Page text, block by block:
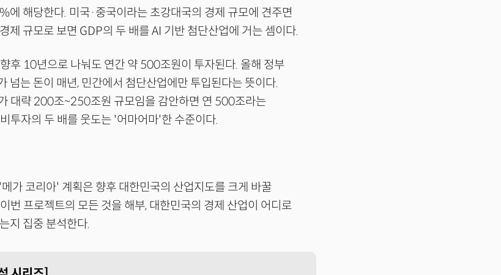
해당한다. 미국·중국이라는 초강대국의 경제 규모에 견주면
제 규모로 보면 GDP의 두 배를 AI 기반 첨단산업에 거는 셈이다.
후 10년으로 나눠도 연간 약 500조원이 투자된다. 올해 정부
넘는 돈이 매년, 민간에서 첨단산업에만 투입된다는 뜻이다.
대략 200조~250조원 규모임을 감안하면 연 500조라는
투자의 두 배를 웃도는 '어마어마'한 수준이다.
가 코리아' 계획은 향후 대한민국의 산업지도를 크게 바꿀
번 프로젝트의 모든 것을 해부, 대한민국의 경제 산업이 어디로
지 집중 분석한다.